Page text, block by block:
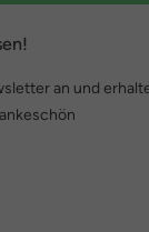
Jahr bringt Yest
an und